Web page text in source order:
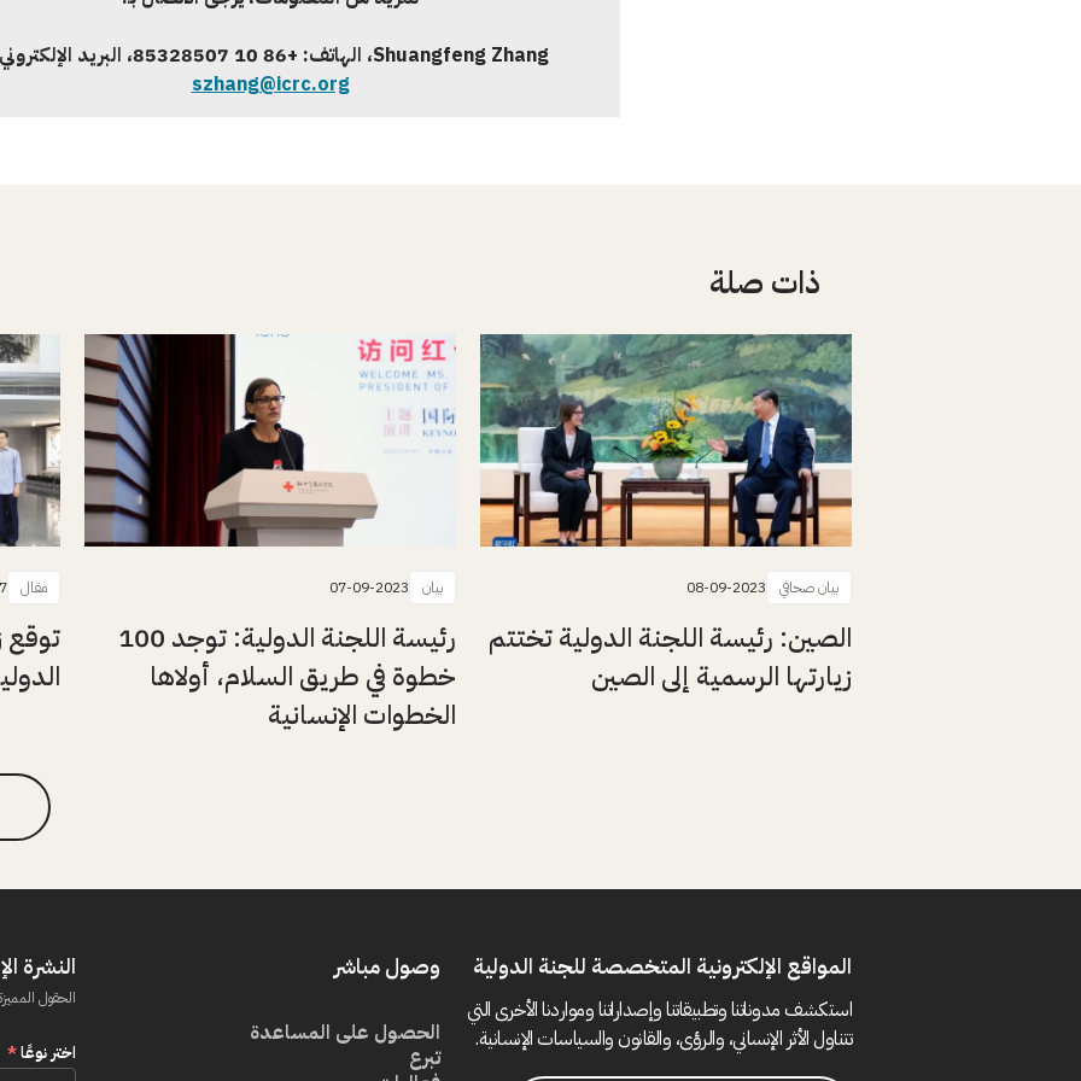
Shuangfeng Zhang، الهاتف: +86 10 85328507 ، البريد
szhang@icrc.org
ذات صلة
بيان صحافي 08-09-2023
الصين: رئيسة اللجنة الدولية تختتم
زيارتها الرسمية إلى الصين
بيان 07-09-2023
رئيسة اللجنة الدولية: توجد 100
خطوة في طريق السلام، أولاها
الخطوات الإنسانية
مقال
توقع
المواقع الإلكترونية المتخصصة للجنة الدولية
استكشف مدوناتنا وتطبيقاتنا وإصداراتنا ومواردنا الأخرى التي
تتناول الأثر الإنساني، والرؤى، والقانون والسياسات الإنسانية.
وصول مباشر
الحصول على المساعدة
تبرع
النشرة
الحقول
اختر نوعًا*